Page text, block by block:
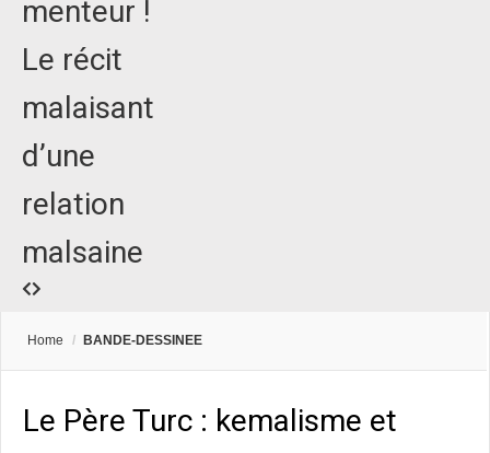
menteur !
Le récit
malaisant
d’une
relation
malsaine
Home / BANDE-DESSINEE
Le Père Turc : kemalisme et